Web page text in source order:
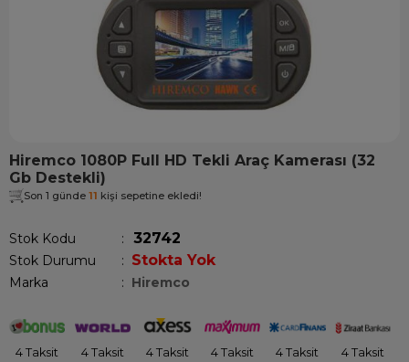
Hiremco 1080P Full HD Tekli Araç Kamerası (32
Gb Destekli)
Son 1 günde 11 kişi sepetine ekledi!
Stok Kodu 32742
Stok Durumu : Stokta Yok
Marka : Hiremco
4 Taksit 4 Taksit 4 Taksit 4 Taksit 4 Taksit 4 Taksit